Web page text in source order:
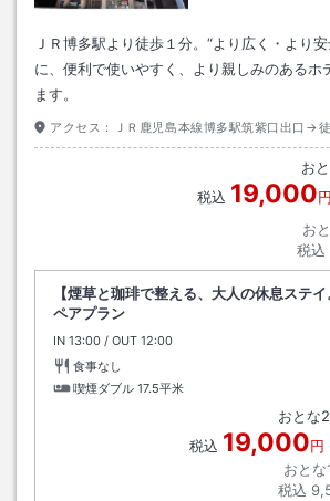
ＪＲ博多駅より徒歩１分。“より広く・より
に、便利で使いやすく、より親しみのあるホ
ます。
アクセス： ＪＲ鹿児島本線博多駅筑紫口出口→
お
税込 19,000円
お
税込
【煙草と珈琲で整える、大人の休息ステ
ペアプラン
IN チェックイン
13:00 / OUT チェックアウト
12:00
食事なし
喫煙ダブル 17.5平米
おとな2
税込 19,000円
おとな
税込